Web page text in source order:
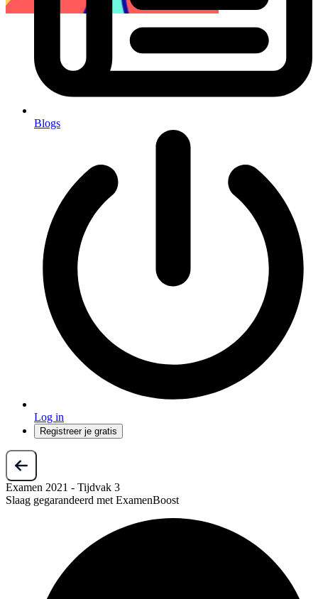
Blogs
Log in
Registreer je gratis
Examen 2021 - Tijdvak 3
Slaag gegarandeerd met ExamenBoost